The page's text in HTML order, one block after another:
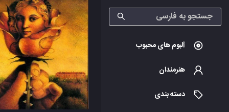
آلبوم های محبوب
هنرمندان
دسته بندی